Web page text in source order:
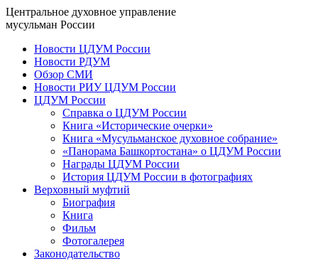
Центральное духовное управление
мусульман России
Новости ЦДУМ России
Новости РДУМ
Обзор СМИ
Новости РИУ ЦДУМ России
ЦДУМ России
Справка о ЦДУМ России
Книга «Исторические очерки»
Книга «Мусульманское духовное собрание»
«Панорама Башкортостана» о ЦДУМ России
Награды ЦДУМ России
История ЦДУМ России в фотографиях
Верховный муфтий
Биография
Книга
Фильм
Фотогалерея
Законодательство